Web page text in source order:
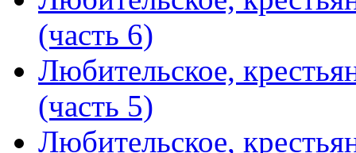
(часть 6)
Любительское,
(часть 5)
Любительское,